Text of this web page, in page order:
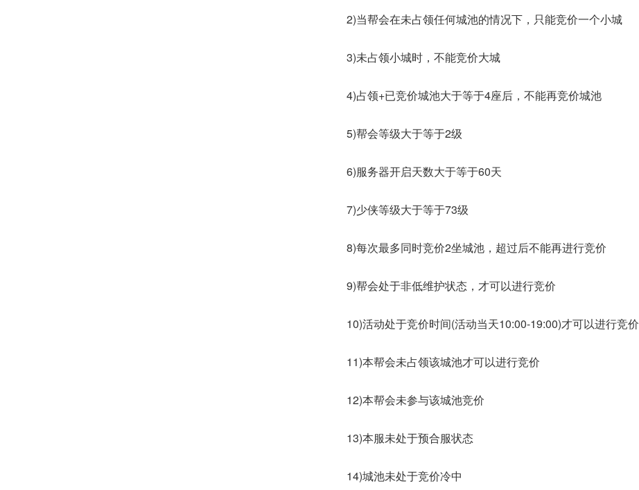
2)当帮会在未占领任何城池的情况下，只能竞价一个小城
3)未占领小城时，不能竞价大城
4)占领+已竞价城池大于等于4座后，不能再竞价城池
5)帮会等级大于等于2级
6)服务器开启天数大于等于60天
7)少侠等级大于等于73级
8)每次最多同时竞价2坐城池，超过后不能再进行竞价
9)帮会处于非低维护状态，才可以进行竞价
10)活动处于竞价时间(活动当天10:00-19:00)才可以进行竞价
11)本帮会未占领该城池才可以进行竞价
12)本帮会未参与该城池竞价
13)本服未处于预合服状态
14)城池未处于竞价冷中